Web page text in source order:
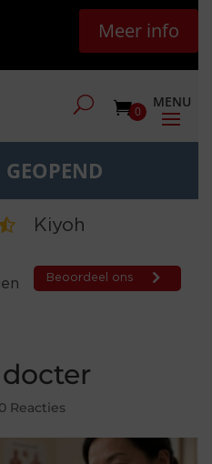
Meer info
0
0 Reacties